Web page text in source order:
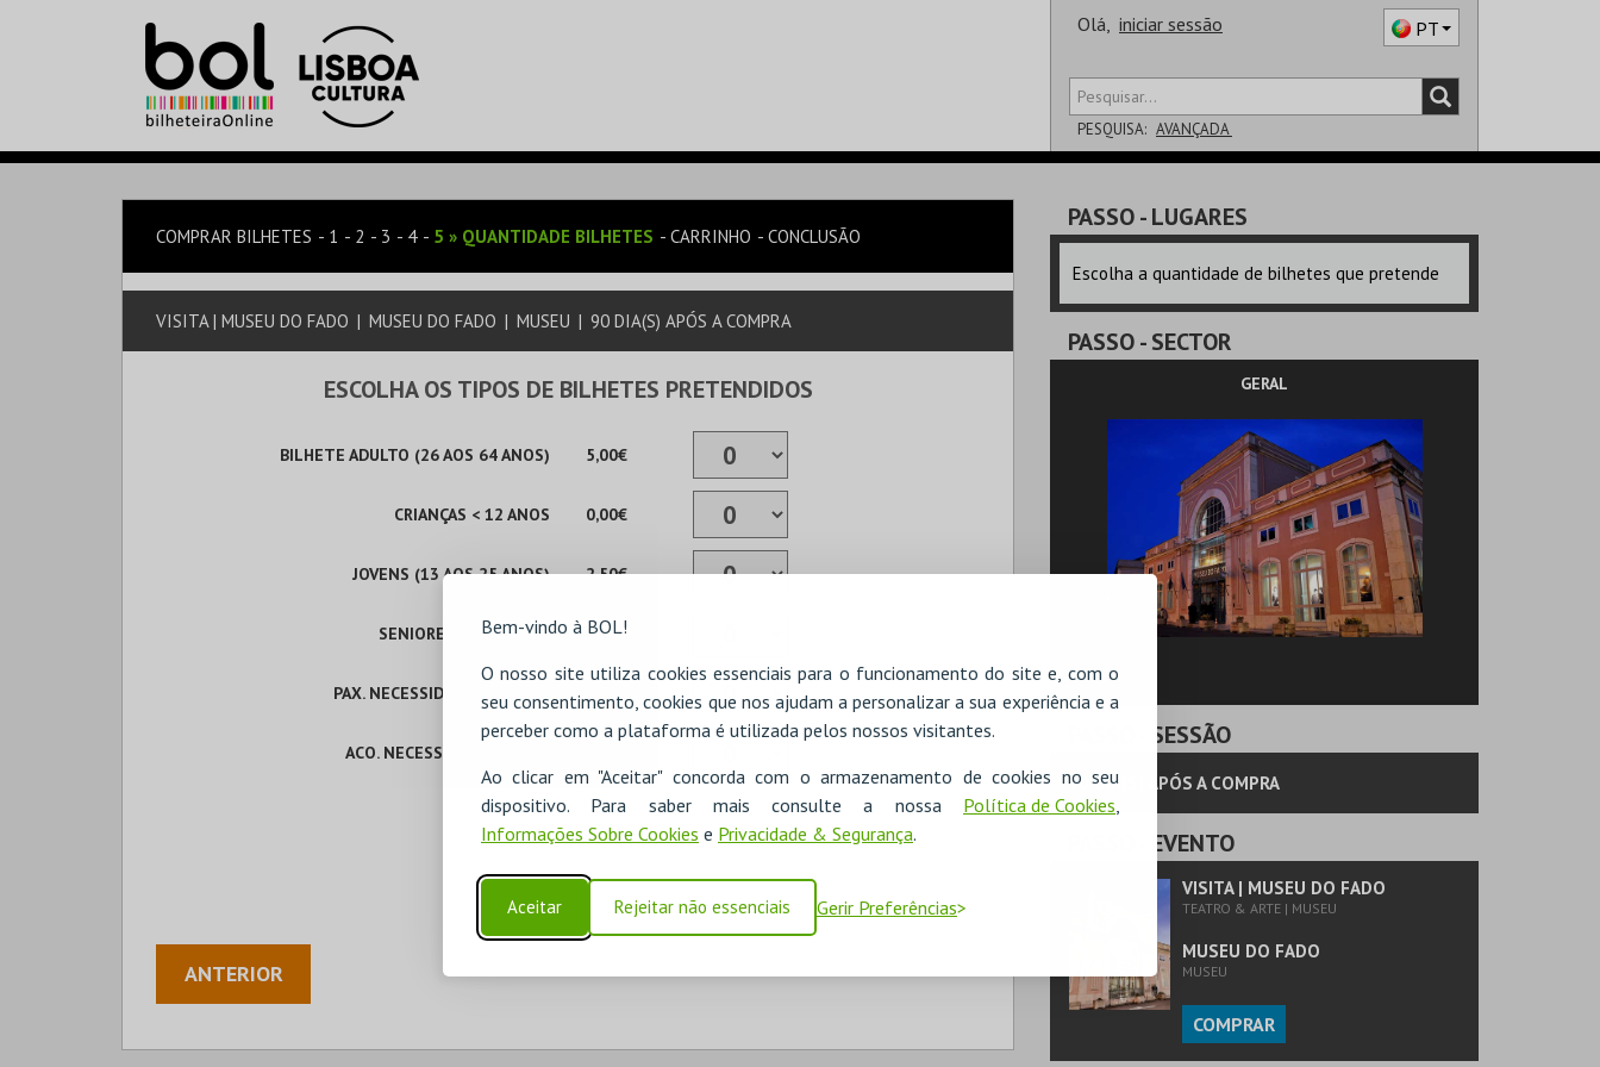
Bem-vindo à BOL!
O nosso site utiliza cookies essenciais para o funcionamento do site e, com o
seu consentimento, cookies que nos ajudam a personalizar a sua experiência e a
perceber como a plataforma é utilizada pelos nossos visitantes.
Ao clicar em "Aceitar" concorda com o armazenamento de cookies no seu
dispositivo. Para saber mais consulte a nossa Política de Cookies
Informações Sobre Cookies e Privacidade & Segurança.
Aceitar Rejeitar não essenciais Gerir Preferências
Olá, iniciar sessão PT
PESQUISA: AVANÇADA
SALA
COMPRAR BILHETES 1 2 3 4 5 » QUANTIDADE BILHETES CARRINHO CONCLUSÃO
VISITA | MUSEU DO FADO | MUSEU DO FADO | MUSEU | 90 DIA(S) APÓS A COMPRA
ESCOLHA OS TIPOS DE BILHETES PRETENDIDOS
BILHETE ADULTO (26 AOS 64 ANOS) 5,00€
CRIANÇAS < 12 ANOS 0,00€
JOVENS (13 AOS 25 ANOS) 2,50€
SENIORES (> 65 ANOS) 4,00€
PAX. NECESSIDADES ESPECIF 3,50€
ACO. NECESSID. ESPECÍFICA
ADICIONAR
ANTERIOR
PASSO- LUGARES
Escolha a quantidade de bilhetes que pretende
PASSO- SECTOR
GERAL
- SESSÃO
90 DIA(S) APÓS A COMPRA
- EVENTO
VISITA | MUSEU DO FADO
TEATRO & ARTE | MUSEU
MUSEU DO FADO
MUSEU
COMPRAR